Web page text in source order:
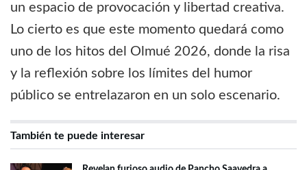
un espacio de provocación y libertad creativa.
Lo cierto es que este momento quedará como
uno de los hitos del Olmué 2026, donde la risa
y la reflexión sobre los límites del humor
público se entrelazaron en un solo escenario.
También te puede interesar